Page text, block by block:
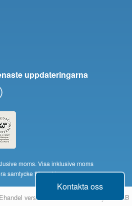
Kontakta oss
uppdateringarna
moms. Visa inklusive moms
samtycke till cookies
version 14 från Montania System AB